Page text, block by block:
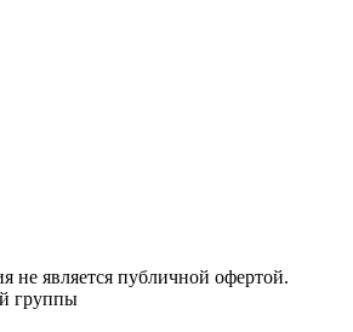
не является публичной офертой.
группы